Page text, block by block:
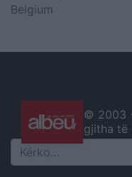
Belgium
© 2003
gjitha të
Search